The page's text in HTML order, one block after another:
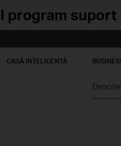
CASĂ INTELIGENTĂ